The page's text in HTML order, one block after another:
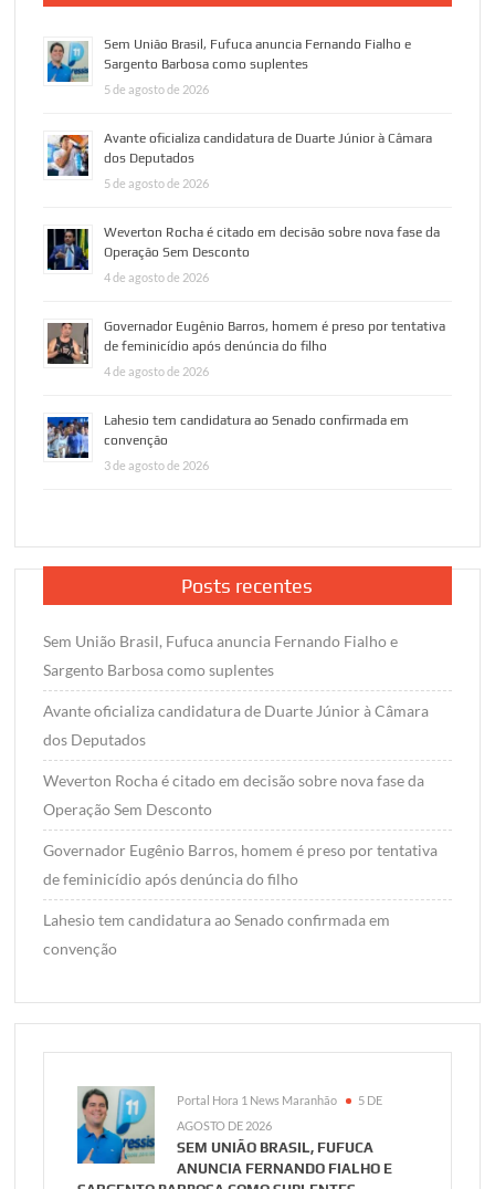
Sem União Brasil, Fufuca anuncia Fernando Fialho e
Sargento Barbosa como suplentes
5 de agosto de 2026
Avante oficializa candidatura de Duarte Júnior à Câmara
dos Deputados
5 de agosto de 2026
Weverton Rocha é citado em decisão sobre nova fase da
Operação Sem Desconto
4 de agosto de 2026
Governador Eugênio Barros, homem é preso por tentativa
de feminicídio após denúncia do filho
4 de agosto de 2026
Lahesio tem candidatura ao Senado confirmada em
convenção
3 de agosto de 2026
Posts recentes
Sem União Brasil, Fufuca anuncia Fernando Fialho e
Sargento Barbosa como suplentes
Avante oficializa candidatura de Duarte Júnior à Câmara
dos Deputados
Weverton Rocha é citado em decisão sobre nova fase da
Operação Sem Desconto
Governador Eugênio Barros, homem é preso por tentativa
de feminicídio após denúncia do filho
Lahesio tem candidatura ao Senado confirmada em
convenção
Portal Hora 1 News Maranhão
5 DE
AGOSTO DE 2026
SEM UNIÃO BRASIL, FUFUCA
ANUNCIA FERNANDO FIALHO E